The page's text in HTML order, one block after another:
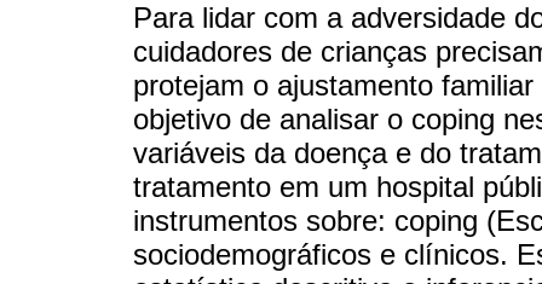
Para lidar com a adversidade
cuidadores de crianças
protejam o ajustamento
objetivo de analisar o coping
variáveis da doença e do
tratamento em um hospital
instrumentos sobre: coping
sociodemográficos e clínicos.